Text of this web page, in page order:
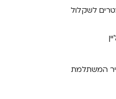
לשקלול
המשתלמת